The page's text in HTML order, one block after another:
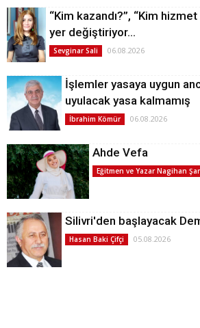
“Kim kazandı?”, “Kim
yer değiştiriyor…
Sevginar Sali 06.08.2026
İşlemler yasaya uygun
uyulacak yasa kalmamış
İbrahim Kömür 06.08.2026
Ahde Vefa
Eğitmen ve Yazar Nagihan
Silivri'den başlayacak
Hasan Baki Çifçi 05.08.2026